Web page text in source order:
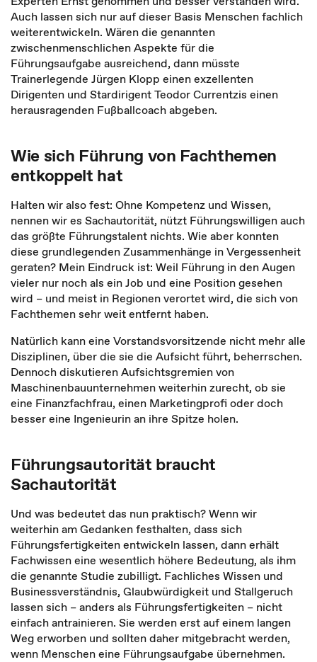
Auch lassen sich nur auf dieser Basis Menschen fachlich
weiterentwickeln. Wären die genannten
zwischenmenschlichen Aspekte für die
Führungsaufgabe ausreichend, dann müsste
Trainerlegende Jürgen Klopp einen exzellenten
Dirigenten und Stardirigent Teodor Currentzis einen
herausragenden Fußballcoach abgeben.
Wie sich Führung von Fachthemen
entkoppelt hat
Halten wir also fest: Ohne Kompetenz und Wissen,
nennen wir es Sachautorität, nützt Führungswilligen auch
das größte Führungstalent nichts. Wie aber konnten
diese grundlegenden Zusammenhänge in Vergessenheit
geraten? Mein Eindruck ist: Weil Führung in den Augen
vieler nur noch als ein Job und eine Position gesehen
wird – und meist in Regionen verortet wird, die sich von
Fachthemen sehr weit entfernt haben.
Natürlich kann eine Vorstandsvorsitzende nicht mehr alle
Disziplinen, über die sie die Aufsicht führt, beherrschen.
Dennoch diskutieren Aufsichtsgremien von
Maschinenbauunternehmen weiterhin zurecht, ob sie
eine Finanzfachfrau, einen Marketingprofi oder doch
besser eine Ingenieurin an ihre Spitze holen.
Führungsautorität braucht
Sachautorität
Und was bedeutet das nun praktisch? Wenn wir
weiterhin am Gedanken festhalten, dass sich
Führungsfertigkeiten entwickeln lassen, dann erhält
Fachwissen eine wesentlich höhere Bedeutung, als ihm
die genannte Studie zubilligt. Fachliches Wissen und
Businessverständnis, Glaubwürdigkeit und Stallgeruch
lassen sich – anders als Führungsfertigkeiten – nicht
einfach antrainieren. Sie werden erst auf einem langen
Weg erworben und sollten daher mitgebracht werden,
wenn Menschen eine Führungsaufgabe übernehmen.